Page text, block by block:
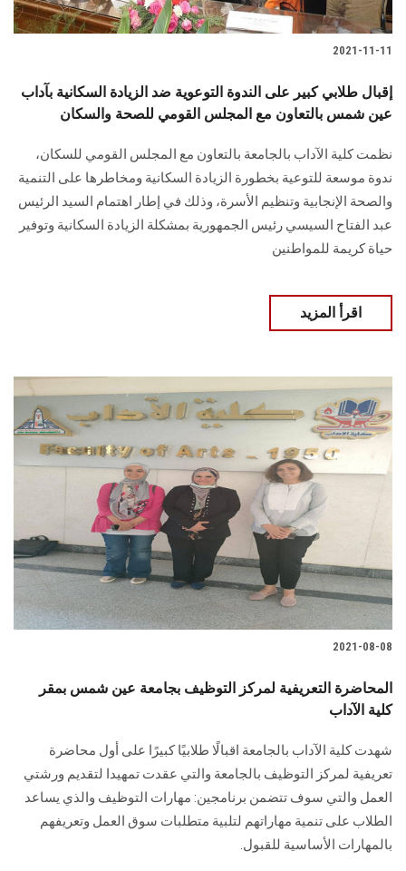
2021-11-11
إقبال طلابي كبير على الندوة التوعوية ضد الزيادة السكانية بآداب
عين شمس بالتعاون مع المجلس القومي للصحة والسكان
نظمت كلية الآداب بالجامعة بالتعاون مع المجلس القومي للسكان،
ندوة موسعة للتوعية بخطورة الزيادة السكانية ومخاطرها على التنمية
والصحة الإنجابية وتنظيم الأسرة، وذلك في إطار اهتمام السيد الرئيس
عبد الفتاح السيسي رئيس الجمهورية بمشكلة الزيادة السكانية وتوفير
حياة كريمة للمواطنين
اقرأ المزيد
2021-08-08
المحاضرة التعريفية لمركز التوظيف بجامعة عين شمس بمقر
كلية الآداب
شهدت كلية الآداب بالجامعة اقبالًا طلابيًا كبيرًا على أول محاضرة
تعريفية لمركز التوظيف بالجامعة والتي عقدت تمهيدا لتقديم ورشتي
العمل والتي سوف تتضمن برنامجين: مهارات التوظيف والذي يساعد
الطلاب على تنمية مهاراتهم لتلبية متطلبات سوق العمل وتعريفهم
بالمهارات الأساسية للقبول.